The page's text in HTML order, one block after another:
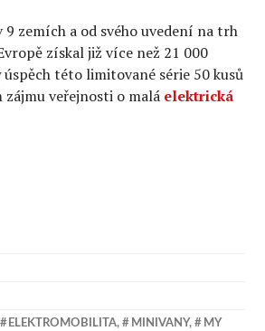
9 zemích a od svého uvedení na trh
získal již více než 21 000
této limitované série 50 kusů
zájmu veřejnosti o malá elektrická
ELEKTROMOBILITA, MINIVANY,
MY